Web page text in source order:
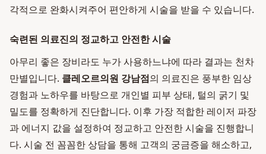
각적으로 완화시켜주어 편안하게 시술을 받을 수 있습니다.
숙련된 의료진의 정교하고 안전한 시술
아무리 좋은 장비라도 누가 사용하느냐에 따라 결과는 천차
만별입니다. 클레오르의원 강남점의 의료진은 풍부한 임상
경험과 노하우를 바탕으로 개인별 피부 상태, 털의 굵기 및
밀도를 정확하게 진단합니다. 이후 가장 적합한 레이저 파장
과 에너지 값을 설정하여 정교하고 안전한 시술을 진행합니
다. 시술 전 꼼꼼한 상담을 통해 고객의 궁금증을 해소하고,